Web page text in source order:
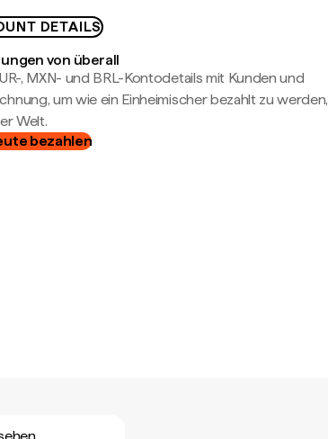
DETAILS
von überall
, MXN- und BRL-Kontodetails mit Kunden und
um wie ein Einheimischer bezahlt zu werden,
Welt.
bezahlen